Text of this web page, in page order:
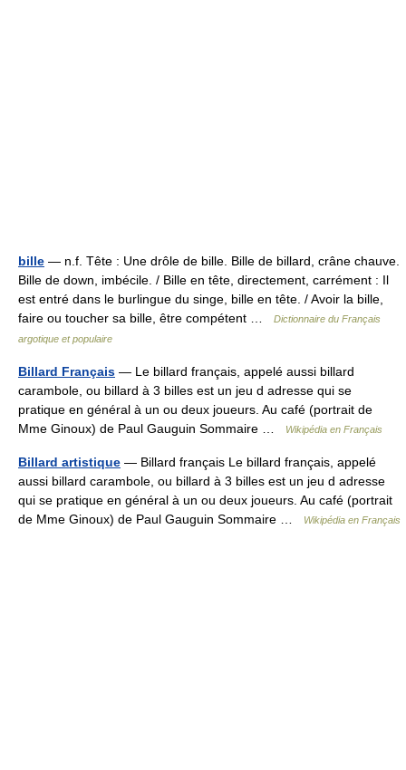
bille — n.f. Tête : Une drôle de bille. Bille de billard, crâne chauve.
Bille de down, imbécile. / Bille en tête, directement, carrément : Il
est entré dans le burlingue du singe, bille en tête. / Avoir la bille,
faire ou toucher sa bille, être compétent …
Dictionnaire du Français
argotique et populaire
Billard Français — Le billard français, appelé aussi billard
carambole, ou billard à 3 billes est un jeu d adresse qui se
pratique en général à un ou deux joueurs. Au café (portrait de
Mme Ginoux) de Paul Gauguin Sommaire …
Wikipédia en Français
Billard artistique — Billard français Le billard français, appelé
aussi billard carambole, ou billard à 3 billes est un jeu d adresse
qui se pratique en général à un ou deux joueurs. Au café (portrait
de Mme Ginoux) de Paul Gauguin Sommaire …
Wikipédia en Français